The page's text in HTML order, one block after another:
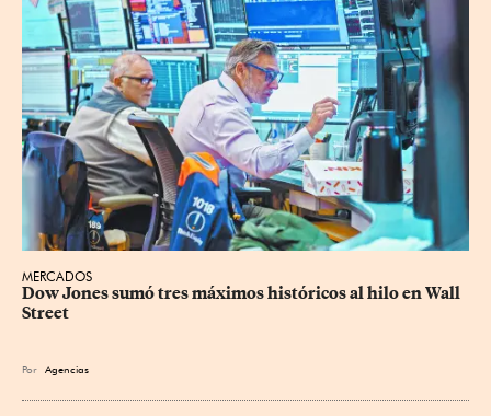
MERCADOS
Dow Jones sumó tres máximos históricos al hilo en Wall
Street
Por Agencias